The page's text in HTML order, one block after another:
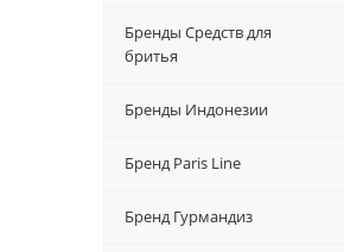
Бренды Средств для
бритья
Бренды Индонезии
Бренд Paris Line
Бренд Гурмандиз